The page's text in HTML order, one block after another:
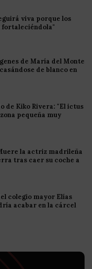
viva porque los
fortaleciéndola"
de María del Monte
de blanco en
de Kiko Rivera: "El ictus
pequeña muy
la actriz madrileña
tras caer su coche a
colegio mayor Elías
acabar en la cárcel